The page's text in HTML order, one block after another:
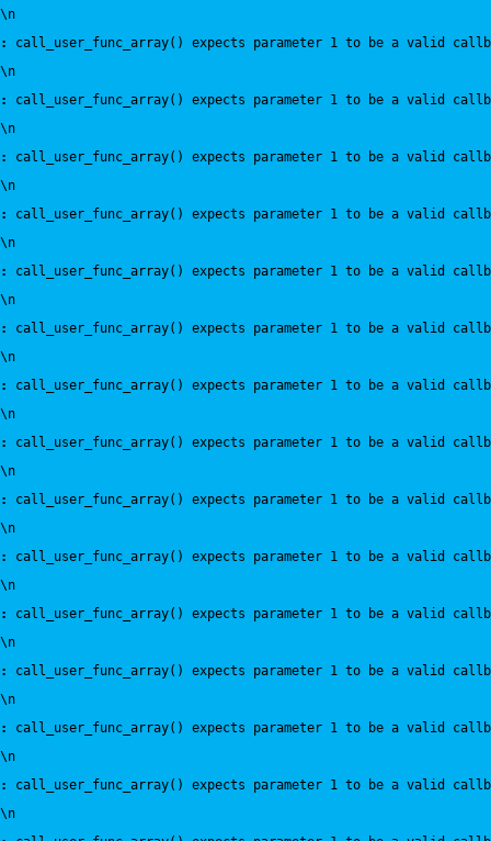
\n
:
call_user_func_array() expects parameter 1 to be a valid
\n
:
call_user_func_array() expects parameter 1 to be a valid
\n
:
call_user_func_array() expects parameter 1 to be a valid
\n
:
call_user_func_array() expects parameter 1 to be a valid
\n
:
call_user_func_array() expects parameter 1 to be a valid
\n
:
call_user_func_array() expects parameter 1 to be a valid
\n
:
call_user_func_array() expects parameter 1 to be a valid
\n
:
call_user_func_array() expects parameter 1 to be a valid
\n
:
call_user_func_array() expects parameter 1 to be a valid
\n
:
call_user_func_array() expects parameter 1 to be a valid
\n
:
call_user_func_array() expects parameter 1 to be a valid
\n
:
call_user_func_array() expects parameter 1 to be a valid
\n
:
call_user_func_array() expects parameter 1 to be a valid
\n
:
call_user_func_array() expects parameter 1 to be a valid
\n